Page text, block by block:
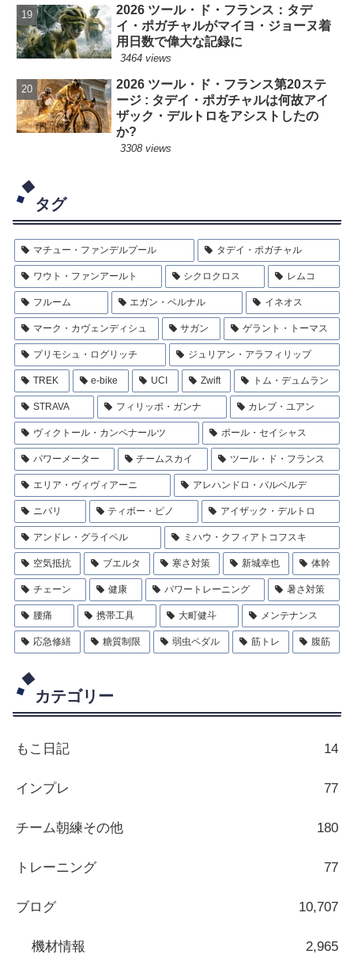
2026 ツール・ド・フランス：タデ
イ・ポガチャルがマイヨ・ジョーヌ着
用日数で偉大な記録に
3464 views
2026 ツール・ド・フランス第20ステ
ージ : タデイ・ポガチャルは何故アイ
ザック・デルトロをアシストしたの
か?
3308 views
タグ
マチュー・ファンデルプール タデイ・ポガチャル
ワウト・ファンアールト シクロクロス レムコ
フルーム エガン・ベルナル イネオス
マーク・カヴェンディシュ サガン ゲラント・トーマス
プリモシュ・ログリッチ ジュリアン・アラフィリップ
TREK e-bike UCI Zwift トム・デュムラン
STRAVA フィリッポ・ガンナ カレブ・ユアン
ヴィクトール・カンペナールツ ポール・セイシャス
パワーメーター チームスカイ ツール・ド・フランス
エリア・ヴィヴィアーニ アレハンドロ・バルベルデ
ニバリ ティボー・ピノ アイザック・デルトロ
アンドレ・グライペル ミハウ・クフィアトコフスキ
空気抵抗 ブエルタ 寒さ対策 新城幸也 体幹
チェーン 健康 パワートレーニング 暑さ対策
腰痛 携帯工具 大町健斗 メンテナンス
応急修繕 糖質制限 弱虫ペダル 筋トレ 腹筋
カテゴリー
もこ日記 14
インプレ 77
チーム朝練その他 180
トレーニング 77
ブログ 10,707
機材情報 2,965